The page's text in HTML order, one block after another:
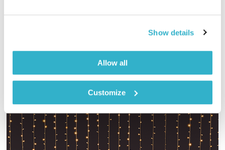
Show details
Allow all
Customize
אודיו